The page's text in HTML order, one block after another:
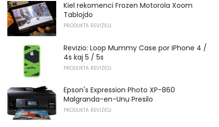
Kiel rekomenci Frozen Motorola Xoom
Tablojdo
PRODUKTA REVIZIOJ
Revizio: Loop Mummy Case por iPhone 4 /
4s kaj 5 / 5s
PRODUKTA REVIZIOJ
Epson's Expression Photo XP-860
Malgranda-en-Unu Presilo
PRODUKTA REVIZIOJ